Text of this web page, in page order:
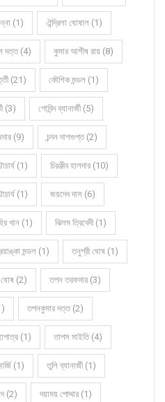
(1) ঐন্দ্রিলা ঘোষাল (1)
দত্ত (4) কুমার আশীষ রায় (8)
(21) কৌশিক মন্ডল (1)
(3) গোবিন্দ ব্যানার্জী (5)
(9) চন্দন দাশগুপ্ত (2)
(1) চিরঞ্জীব হালদার (10)
(1) জয়দেব দাস (6)
খান (1) ঝিলম ত্রিবেদী (1)
মন্ডল (1) তনুশ্রী ঘোষ (1)
ঘোষ (2) তপন তরফদার (3)
তপনকুমার দত্ত (2)
(1) তাপস মাইতি (4)
(1) তুলি ব্যানার্জী (1)
(2) দয়াময় পোদ্দার (1)